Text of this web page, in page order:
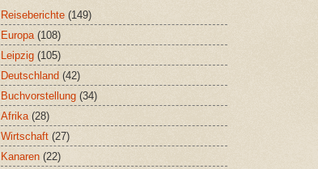
Reiseberichte (149)
Europa (108)
Leipzig (105)
Deutschland (42)
Buchvorstellung (34)
Afrika (28)
Wirtschaft (27)
Kanaren (22)